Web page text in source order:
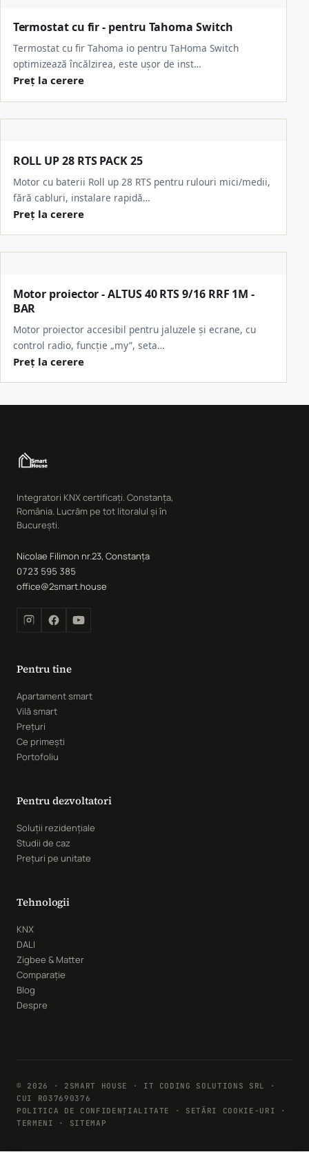
Termostat cu fir - pentru Tahoma Switch
Termostat cu fir Tahoma io pentru TaHoma Switch
optimizează încălzirea, este ușor de inst…
Preț la cerere
ROLL UP 28 RTS PACK 25
Motor cu baterii Roll up 28 RTS pentru rulouri mici/medii,
fără cabluri, instalare rapidă…
Preț la cerere
Motor proiector - ALTUS 40 RTS 9/16 RRF 1M -
BAR
Motor proiector accesibil pentru jaluzele și ecrane, cu
control radio, funcție „my”, seta…
Preț la cerere
Integratori KNX certificați. Constanța,
România. Lucrăm pe tot litoralul și în
București.
Nicolae Filimon nr.23, Constanța
0723 595 385
office@2smart.house
Pentru tine
Apartament smart
Vilă smart
Prețuri
Ce primești
Portofoliu
Pentru dezvoltatori
Soluții rezidențiale
Studii de caz
Prețuri pe unitate
Tehnologii
KNX
DALI
Zigbee & Matter
Comparație
Blog
Despre
© 2026 · 2SMART HOUSE · IT CODING SOLUTIONS SRL ·
CUI RO37690376
POLITICA DE CONFIDENȚIALITATE
· SETĂRI COOKIE-URI ·
TERMENI · SITEMAP